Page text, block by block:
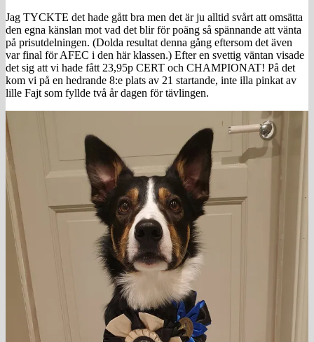
Jag TYCKTE det hade gått bra men det är ju alltid svårt att omsätta
den egna känslan mot vad det blir för poäng så spännande att vänta
på prisutdelningen. (Dolda resultat denna gång eftersom det även
var final för AFEC i den här klassen.) Efter en svettig väntan visade
det sig att vi hade fått 23,95p CERT och CHAMPIONAT! På det
kom vi på en hedrande 8:e plats av 21 startande, inte illa pinkat av
lille Fajt som fyllde två år dagen för tävlingen.